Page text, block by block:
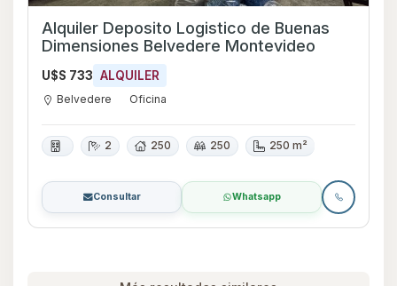
Alquiler Deposito Logistico de Buenas
Dimensiones Belvedere Montevideo
U$S 733 ALQUILER
Belvedere Oficina
2 250 250 250 m²
Consultar Whatsapp